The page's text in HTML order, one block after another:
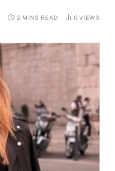
2 MINS READ 0VIEWS